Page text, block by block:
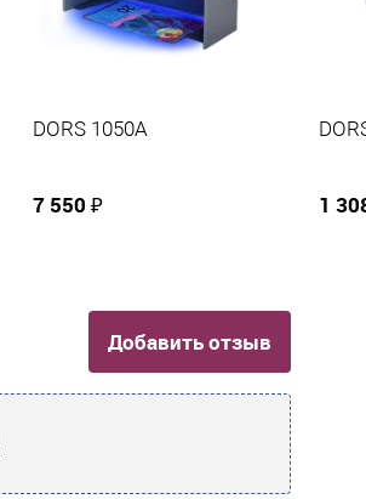
DORS 1050A
7 550 ₽ 1
Добавить отзыв